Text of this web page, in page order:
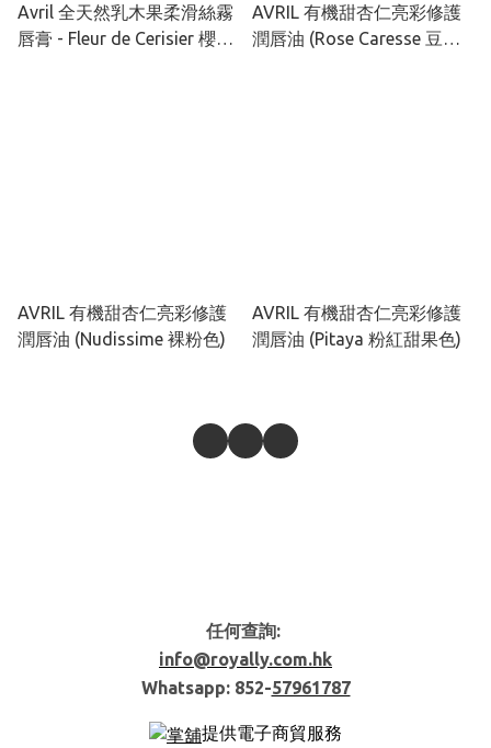
Avril 全天然乳木果柔滑絲霧
唇膏 - Fleur de Cerisier 櫻花
AVRIL 有機甜杏仁亮彩修護
潤唇油 (Rose Caresse 豆沙
AVRIL 有機甜杏仁亮彩修護
潤唇油 (Nudissime 裸粉色)
AVRIL 有機甜杏仁亮彩修護
潤唇油 (Pitaya 粉紅甜果色)
任何查詢:
info@royally.com.hk
Whatsapp: 852-57961787
提供電子商貿服務